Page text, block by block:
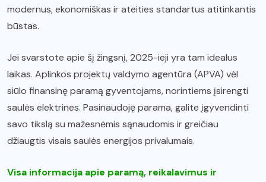
modernus, ekonomiškas ir ateities standartus atitinkantis
būstas.
Jei svarstote apie šį žingsnį, 2025-ieji yra tam idealus
laikas. Aplinkos projektų valdymo agentūra (APVA) vėl
siūlo finansinę paramą gyventojams, norintiems įsirengti
saulės elektrines. Pasinaudoję parama, galite įgyvendinti
savo tikslą su mažesnėmis sąnaudomis ir greičiau
džiaugtis visais saulės energijos privalumais.
Visa informacija apie paramą, reikalavimus ir